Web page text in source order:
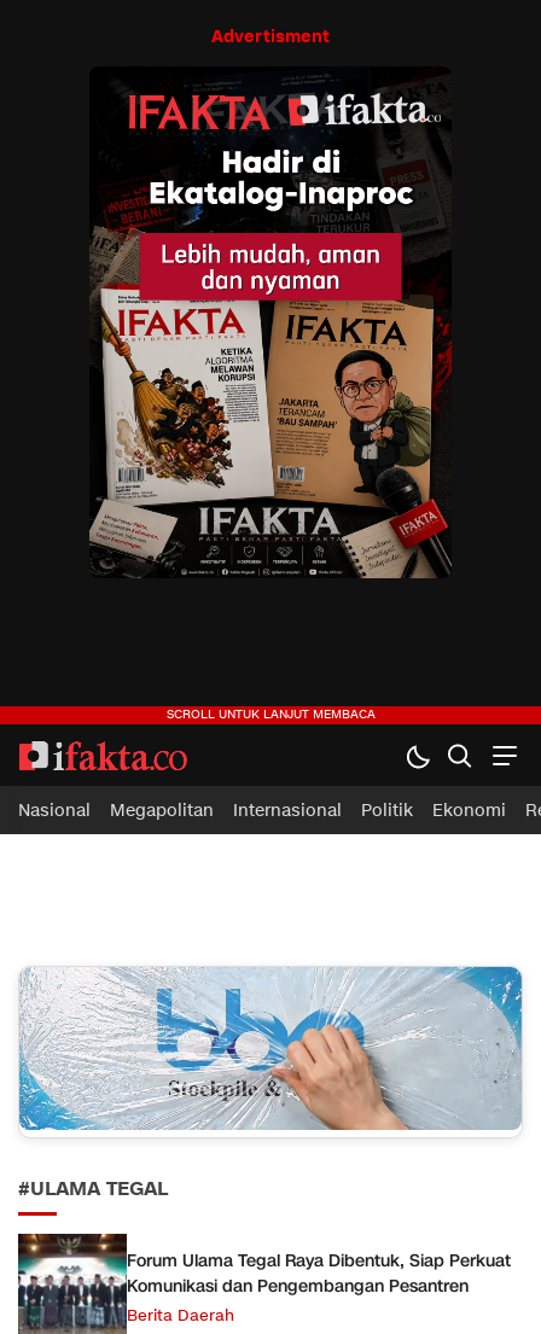
Advertisment
ifakta.co
#pastibenar
Nasional Megapolitan Internasional Politik Ekonomi
#ULAMA TEGAL
Forum Ulama Tegal Raya Dibentuk, Siap Perkuat
Komunikasi dan Pengembangan Pesantren
Berita Daerah